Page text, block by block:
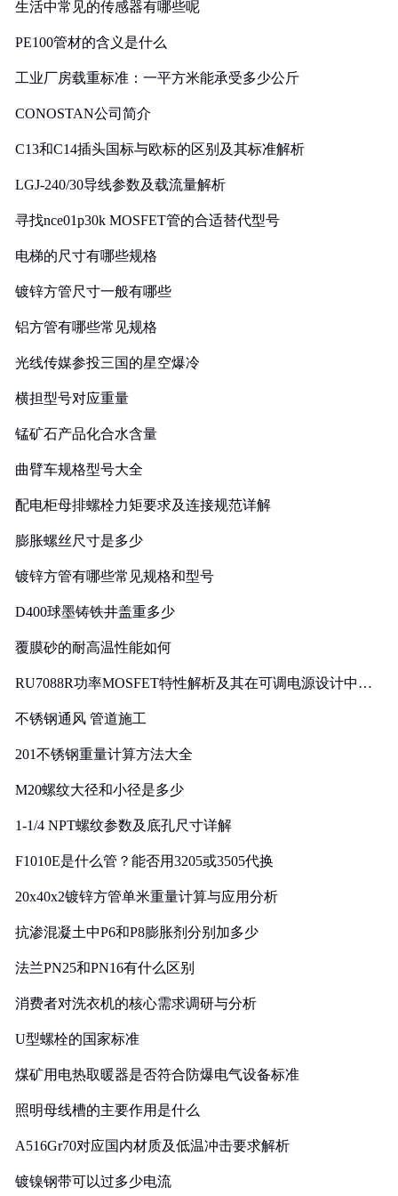
生活中常见的传感器有哪些呢
PE100管材的含义是什么
工业厂房载重标准：一平方米能承受多少公斤
CONOSTAN公司简介
C13和C14插头国标与欧标的区别及其标准解析
LGJ-240/30导线参数及载流量解析
寻找nce01p30k MOSFET管的合适替代型号
电梯的尺寸有哪些规格
镀锌方管尺寸一般有哪些
铝方管有哪些常见规格
光线传媒参投三国的星空爆冷
横担型号对应重量
锰矿石产品化合水含量
曲臂车规格型号大全
配电柜母排螺栓力矩要求及连接规范详解
膨胀螺丝尺寸是多少
镀锌方管有哪些常见规格和型号
D400球墨铸铁井盖重多少
覆膜砂的耐高温性能如何
RU7088R功率MOSFET特性解析及其在可调电源设计中的
不锈钢通风 管道施工
201不锈钢重量计算方法大全
M20螺纹大径和小径是多少
1-1/4 NPT螺纹参数及底孔尺寸详解
F1010E是什么管？能否用3205或3505代换
20x40x2镀锌方管单米重量计算与应用分析
抗渗混凝土中P6和P8膨胀剂分别加多少
法兰PN25和PN16有什么区别
消费者对洗衣机的核心需求调研与分析
U型螺栓的国家标准
煤矿用电热取暖器是否符合防爆电气设备标准
照明母线槽的主要作用是什么
A516Gr70对应国内材质及低温冲击要求解析
镀镍钢带可以过多少电流